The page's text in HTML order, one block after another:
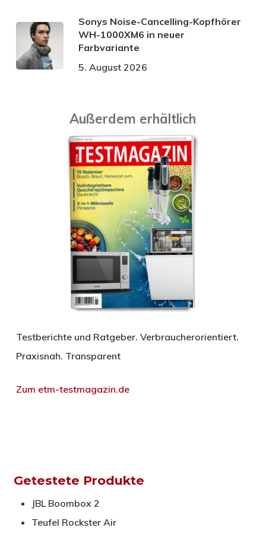
Sonys Noise-Cancelling-Kopfhörer
WH-1000XM6 in neuer
Farbvariante
5. August 2026
Außerdem erhältlich
Testberichte und Ratgeber. Verbraucherorientiert.
Praxisnah. Transparent
Zum etm-testmagazin.de
Getestete Produkte
JBL Boombox 2
Teufel Rockster Air